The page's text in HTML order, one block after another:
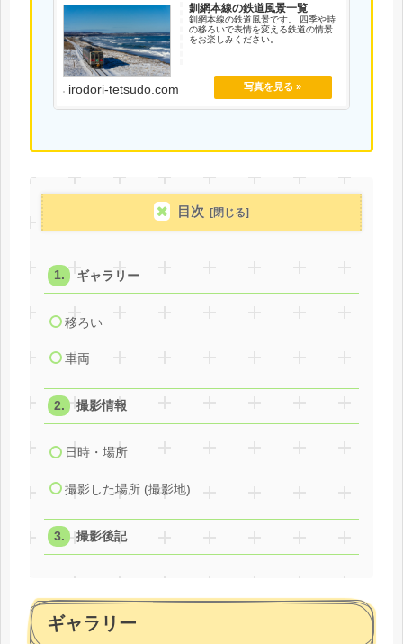
釧網本線の鉄道風景一覧
釧網本線の鉄道風景です。 四季や時
の移ろいで表情を変える鉄道の情景
をお楽しみください。
irodori-tetsudo.com
目次
ギャラリー
移ろい
車両
撮影情報
日時・場所
撮影した場所 (撮影地)
撮影後記
ギャラリー